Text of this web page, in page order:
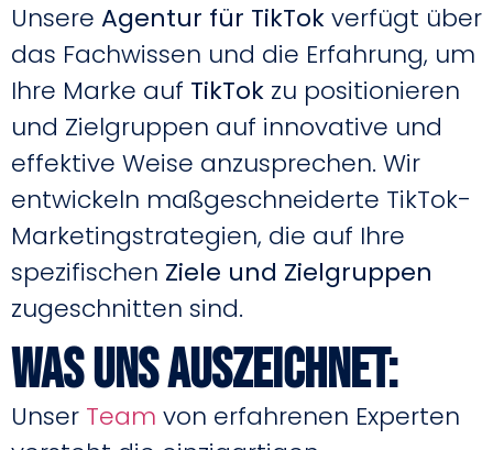
Unsere Agentur für TikTokverfügt über
das Fachwissen und die Erfahrung, um
Ihre Marke auf TikTok zu positionieren
und Zielgruppen auf innovative und
effektive Weise anzusprechen. Wir
entwickeln maßgeschneiderte TikTok-
Marketingstrategien, die auf Ihre
spezifischen Ziele und Zielgruppen
zugeschnitten sind.
Was uns auszeichnet:
Unser Team von erfahrenen Experten